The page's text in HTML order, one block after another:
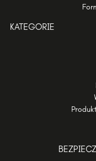
KATEGORIE